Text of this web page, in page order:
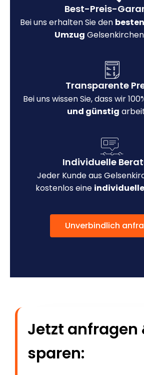
Best-Preis-
Bei uns erhalten Sie den
Umzug
Transparente
Bei uns wissen Sie, dass wir
und günstig
Individuelle
Jeder Kunde aus
kostenlos eine
Unverbindlich
Jetzt anfragen
sparen: